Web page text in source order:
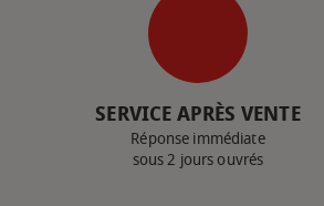
SERVICE APRÈS VENTE
Réponse immédiate
sous 2 jours ouvrés